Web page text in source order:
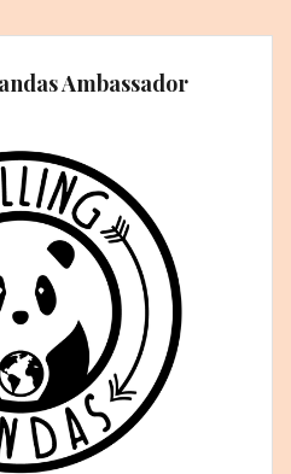
Ambassador